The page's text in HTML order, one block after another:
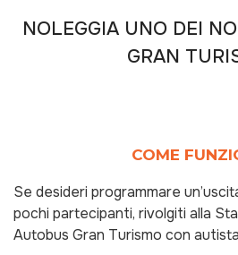
NOLEGGIA UNO DEI
GRAN
COME
Se desideri programmare
pochi partecipanti, rivolgiti alla
Autobus Gran Turismo con